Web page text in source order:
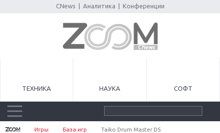
CNews Аналитика Конференции
ТЕХНИКА НАУКА СОФТ
Игры База игр Taiko Drum Master DS